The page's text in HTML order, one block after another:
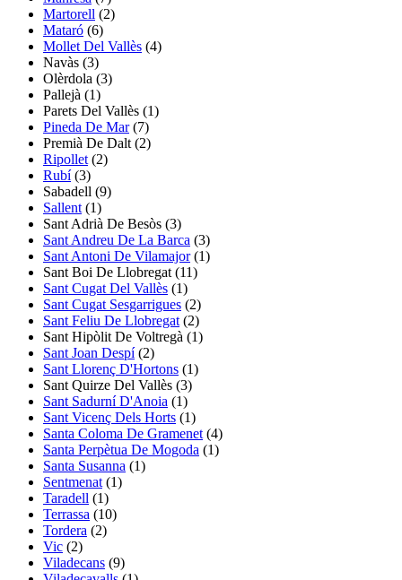
Martorell (2)
Mataró (6)
Mollet Del Vallès (4)
Navàs (3)
Olèrdola (3)
Pallejà (1)
Parets Del Vallès (1)
Pineda De Mar(7)
Premià De Dalt (2)
Ripollet (2)
Rubí(3)
Sabadell (9)
Sallent (1)
Sant Adrià De Besòs (3)
Sant Andreu De La Barca (3)
Sant Antoni De Vilamajor(1)
Sant Boi De Llobregat (11)
Sant Cugat Del Vallès (1)
Sant Cugat Sesgarrigues (2)
Sant Feliu De Llobregat (2)
Sant Hipòlit De Voltregà (1)
Sant Joan Despí(2)
Sant Llorenç D'Hortons (1)
Sant Quirze Del Vallès (3)
Sant Sadurní D'Anoia (1)
Sant Vicenç Dels Horts (1)
Santa Coloma De Gramenet (4)
Santa Perpètua De Mogoda (1)
Santa Susanna (1)
Sentmenat (1)
Taradell (1)
Terrassa (10)
Tordera (2)
Vic (2)
Viladecans (9)